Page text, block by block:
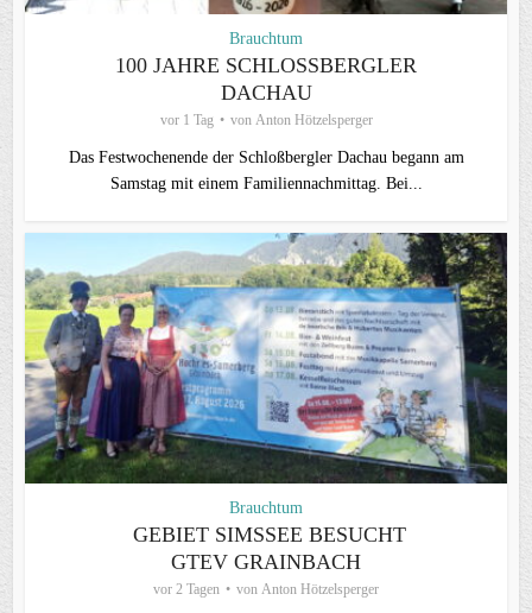
Brauchtum
100 JAHRE SCHLOSSBERGLER D
ACHAU
vor 1 Tag von Anton Hötzelsperger
Das Festwochenende der Schloßbergler Dachau begann am
Samstag mit einem Familiennachmittag. Bei...
Brauchtum
GEBIET SIMSSEE BESUCHT
GTEV GRAINBACH
vor 2 Tagen von Anton Hötzelsperger